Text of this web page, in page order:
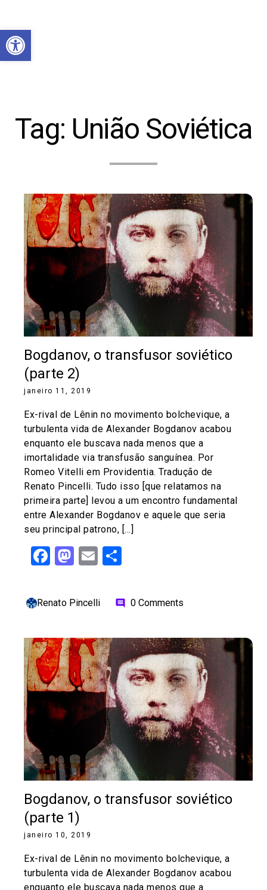
Abrir a barra de ferramentas
Tag: União Soviética
Bogdanov, o transfusor soviético
(parte 2)
janeiro 11, 2019
Ex-rival de Lênin no movimento bolchevique, a
turbulenta vida de Alexander Bogdanov acabou
enquanto ele buscava nada menos que a
imortalidade via transfusão sanguínea. Por
Romeo Vitelli em Providentia. Tradução de
Renato Pincelli. Tudo isso [que relatamos na
primeira parte] levou a um encontro fundamental
entre Alexander Bogdanov e aquele que seria
seu principal patrono, […]
Facebook
Mastodon
Email
Renato Pincelli comment 0 Comments
Bogdanov, o transfusor soviético
(parte 1)
janeiro 10, 2019
Ex-rival de Lênin no movimento bolchevique, a
turbulenta vida de Alexander Bogdanov acabou
enquanto ele buscava nada menos que a